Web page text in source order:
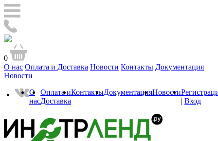
0
О нас Оплата и Доставка Новости Контакты Документация
Новости
О
нас
Оплата и
Доставка
КонтактыДокументацияНовости
| Вход